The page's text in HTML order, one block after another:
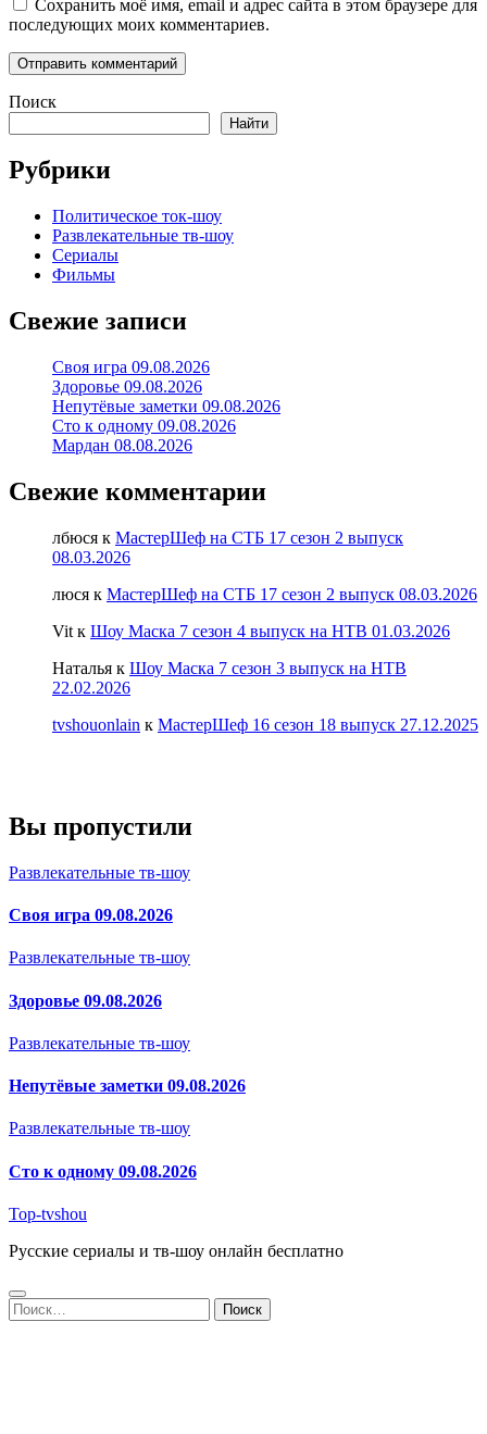
Сохранить моё имя, email и адрес сайта в этом браузере для
последующих моих комментариев.
Поиск
Найти
Рубрики
Политическое ток-шоу
Развлекательные тв-шоу
Сериалы
Фильмы
Свежие записи
Своя игра 09.08.2026
Здоровье 09.08.2026
Непутёвые заметки 09.08.2026
Сто к одному 09.08.2026
Мардан 08.08.2026
Свежие комментарии
лбюся к МастерШеф на СТБ 17 сезон 2 выпуск
08.03.2026
люся к МастерШеф на СТБ 17 сезон 2 выпуск 08.03.2026
Vit к Шоу Маска 7 сезон 4 выпуск на НТВ 01.03.2026
Наталья к Шоу Маска 7 сезон 3 выпуск на НТВ
22.02.2026
tvshouonlain к МастерШеф 16 сезон 18 выпуск 27.12.2025
Вы пропустили
Развлекательные тв-шоу
Своя игра 09.08.2026
Развлекательные тв-шоу
Здоровье 09.08.2026
Развлекательные тв-шоу
Непутёвые заметки 09.08.2026
Развлекательные тв-шоу
Сто к одному 09.08.2026
Top-tvshou
Русские сериалы и тв-шоу онлайн бесплатно
Найти: